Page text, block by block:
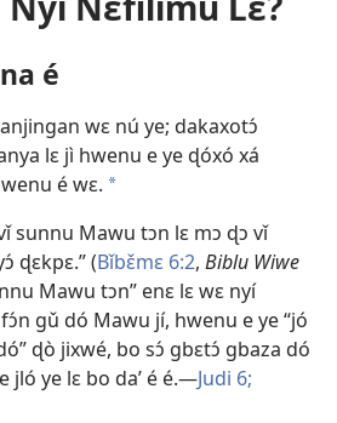
é
wɛ nú ye; dakaxotɔ́
lɛ jì hwenu e ye ɖóxó xá
é wɛ. a
sunnu Mawu tɔn lɛ mɔ ɖɔ vǐ
ɖɛkpɛ.” (Bǐbɛ̌mɛ 6:2, Biblu Wiwe
Mawu tɔn” enɛ lɛ wɛ nyí
gǔ dó Mawu jí, hwenu e ye “jó
ɖò jixwé, bo sɔ́ gbɛtɔ́ gbaza dó
jló ye lɛ bo da’ é é.—Judi 6;